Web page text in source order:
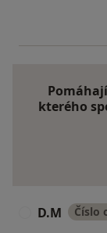
kterého
D.M Číslo